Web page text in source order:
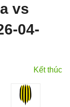
vs
04-
Kết thúc